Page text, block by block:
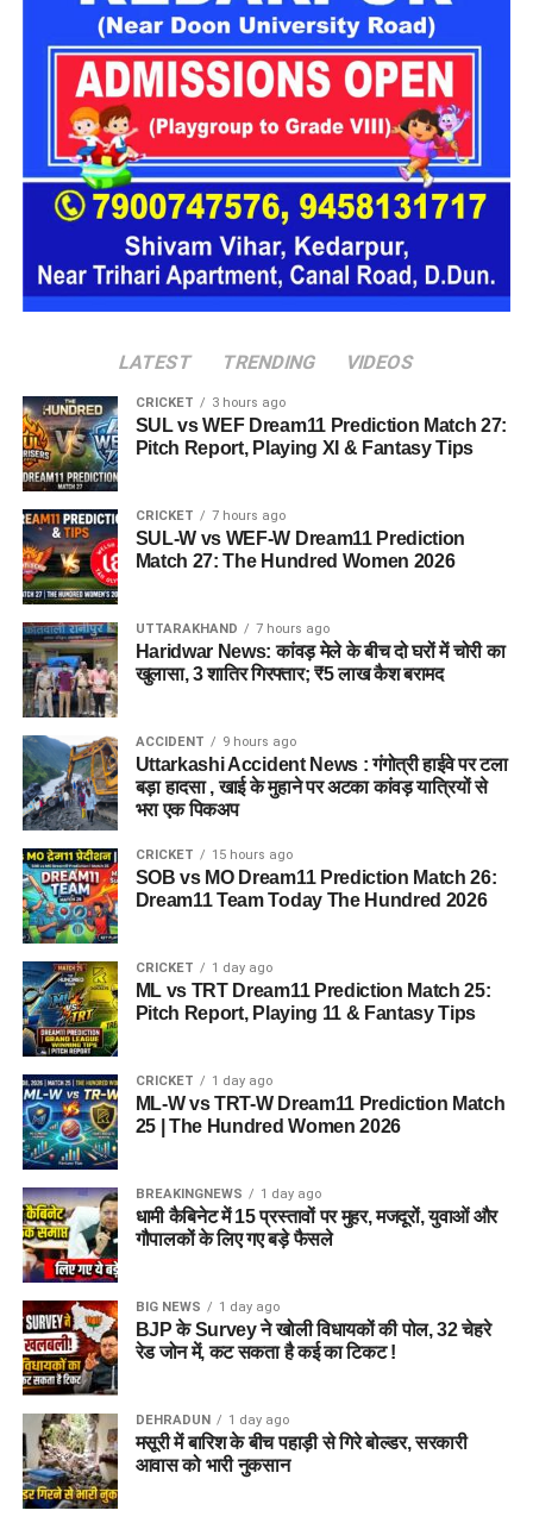
पूछताछ में ये बात सामने आई कि आरोपी अलग-अलग लोगों के सामने अपनी
पहचान बदलता था। कभी वो खुद को गृह मंत्रालय का अधिकारी बताता,
कभी रक्षा मंत्रालय से जुड़ा अफसर और कभी भारतीय सेना का वरिष्ठ
अधिकारी होने का दावा करता था।
देहरादून पुलिस ने किया गिरफ्तार
देहरादून पुलिस
को ये भी जानकारी मिली है कि वो कई होटलों में ठहरने के
बाद भुगतान किए बिना चला जाता था और होटल कर्मचारियों व सुरक्षा
कर्मियों के साथ भी कथित तौर पर धोखाधड़ी करता था।
पुलिस द्वारा की गई तलाशी में आरोपी के पास से सेना की वर्दी, बैज, कैप और
इस्तेमाल वो लोगों का भरोसा जीतने और खुद को प्रभावशाली अधिकारी
साबित करने के लिए करता था।
पुलिस मामले की जांच में जुटी
फिलहाल पुलिस ने मामला दर्ज कर जांच आगे बढ़ा दी है। अधिकारियों का
कहना है कि जांच के दौरान यदि अन्य पीड़ित सामने आते हैं तो उनके बयान
भी दर्ज किए जाएंगे और मामले के सभी पहलुओं की गहन पड़ताल की जाएगी।
FAQs (EX Ias Son Yashvardhan Arrested)
1. क्या देहरादून पुलिस ने पूर्व मुख्य सचिव के बेटे
को गिरफ्तार किया है ?
हां देहरादून पुलिस ने यशवर्धन नाम के युवक को गिरफ्तार किया है, जो
उत्तराखंड के पूर्व मुख्य सचिव और पूर्व आईएएस अधिकारी का बेटा बताया जा
रहा है।
2. आरोपी पर क्या आरोप हैं?
आरोपी पर खुद को केंद्र सरकार, गृह मंत्रालय, रक्षा मंत्रालय और भारतीय
सेना का वरिष्ठ अधिकारी बताकर लोगों से ठगी करने का आरोप है।
3. शिकायत किसने दर्ज कराई थी?
दिल्ली निवासी एक युवती ने शिकायत दर्ज कराई थी। आरोप है कि आरोपी ने
प्रभावशाली सरकारी संपर्कों का झांसा देकर उससे करीब 4.5 लाख रुपये
ठग लिए।
4. आरोपी लोगों को कैसे झांसे में लेता था?
पुलिस के अनुसार, आरोपी अलग-अलग लोगों के सामने अपनी पहचान
बदलता था और खुद को कभी गृह मंत्रालय, कभी रक्षा मंत्रालय तो कभी
LATEST TRENDING VIDEOS
CRICKET 3 hours ago
SUL vs WEF Dream11 Prediction Match 27:
Pitch Report, Playing XI & Fantasy Tips
CRICKET 7 hours ago
SUL-W vs WEF-W Dream11 Prediction
Match 27: The Hundred Women 2026
UTTARAKHAND 7 hours ago
Haridwar News: कांवड़ मेले के बीच दो घरों में चोरी का
खुलासा, 3 शातिर गिरफ्तार; ₹5 लाख कैश बरामद
ACCIDENT 9 hours ago
Uttarkashi Accident News : गंगोत्री हाईवे पर टला
बड़ा हादसा , खाई के मुहाने पर अटका कांवड़ यात्रियों से
भरा एक पिकअप
CRICKET 15 hours ago
SOB vs MO Dream11 Prediction Match 26:
Dream11 Team Today The Hundred 2026
CRICKET 1 day ago
ML vs TRT Dream11 Prediction Match 25:
Pitch Report, Playing 11 & Fantasy Tips
CRICKET 1 day ago
ML-W vs TRT-W Dream11 Prediction Match
25 | The Hundred Women 2026
BREAKINGNEWS 1 day ago
धामी कैबिनेट में 15 प्रस्तावों पर मुहर, मजदूरों, युवाओं और
गौपालकों के लिए गए बड़े फैसले
BIG NEWS 1 day ago
BJP के Survey ने खोली विधायकों की पोल, 32 चेहरे
रेड जोन में, कट सकता है कई का टिकट !
DEHRADUN 1 day ago
मसूरी में बारिश के बीच पहाड़ी से गिरे बोल्डर, सरकारी
आवास को भारी नुकसान